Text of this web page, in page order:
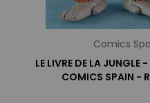
Comics
LE LIVRE DE LA JUNGLE
COMICS SPAIN -